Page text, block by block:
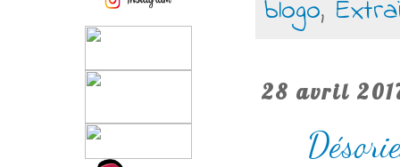
blogo,
28 avril